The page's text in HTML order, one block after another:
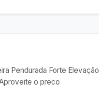
Pendurada Forte Elevação
o preco